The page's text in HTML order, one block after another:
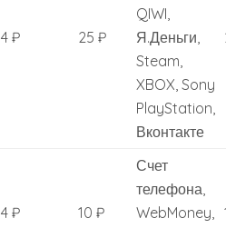
4 ₽ 25 ₽
QIWI,
Я.Деньги,
Steam,
XBOX, Sony
PlayStation,
Вконтакте
4 ₽ 10 ₽
Счет
телефона,
WebMoney,